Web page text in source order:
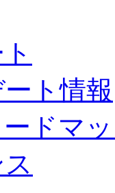
ト情報
ドマ